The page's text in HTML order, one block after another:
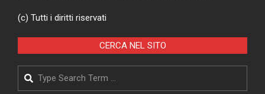
(c) Tutti i diritti riservati
CERCA NEL SITO
Search